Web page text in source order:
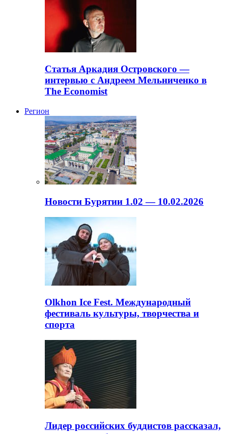
Статья Аркадия Островского —
интервью с Андреем Мельниченко в
The Economist
Регион
Новости Бурятии 1.02 — 10.02.2026
Olkhon Ice Fest. Международный
фестиваль культуры, творчества и
спорта
Лидер российских буддистов рассказал,